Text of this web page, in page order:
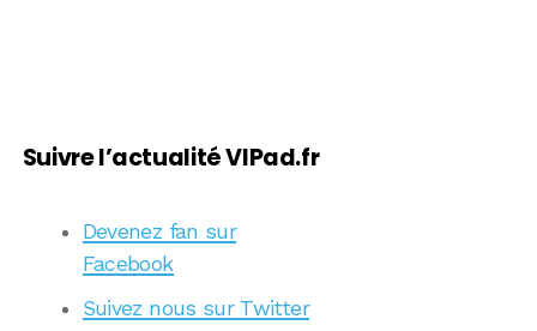
Suivre l’actualité VIPad.fr
Devenez fan sur
Facebook
Suivez nous sur Twitter